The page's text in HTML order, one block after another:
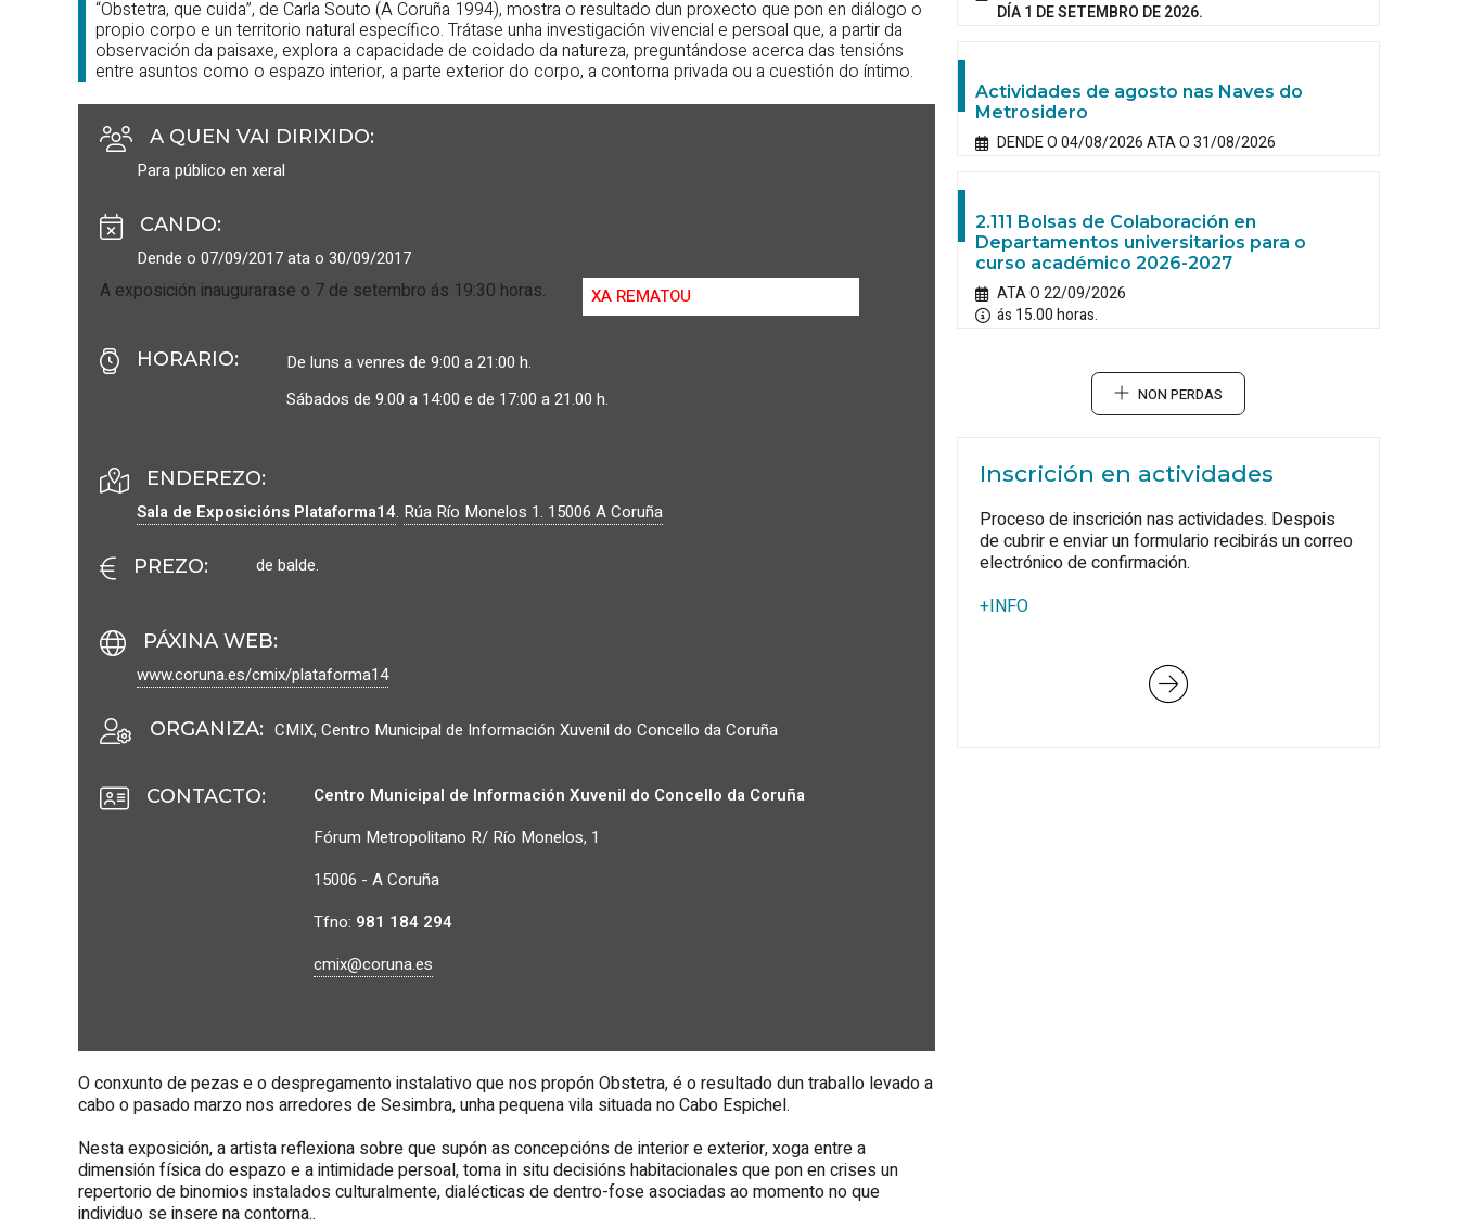
“Obstetra, que cuida”, de Carla Souto (A Coruña 1994), mostra o resultado dun proxecto que pon en diálogo o
propio corpo e un territorio natural específico. Trátase unha investigación vivencial e persoal que, a partir da
observación da paisaxe, explora a capacidade de coidado da natureza, preguntándose acerca das tensións
entre asuntos como o espazo interior, a parte exterior do corpo, a contorna privada ou a cuestión do íntimo.
A QUEN VAI DIRIXIDO:
Para público en xeral
CANDO:
Dende o 07/09/2017 ata o 30/09/2017
A exposición inaugurarase o 7 de setembro ás 19:30 horas. XA REMATOU
HORARIO:
De luns a venres de 9:00 a 21:00 h.
Sábados de 9.00 a 14:00 e de 17:00 a 21.00 h.
ENDEREZO:
Sala de Exposicións Plataforma14. Rúa Río Monelos 1. 15006 A Coruña
PREZO: de balde.
PÁXINA WEB:
www.coruna.es/cmix/plataforma14
ORGANIZA: CMIX, Centro Municipal de Información Xuvenil do Concello da Coruña
CONTACTO:
Centro Municipal de Información Xuvenil do Concello da Coruña
Fórum Metropolitano R/ Río Monelos, 1
15006 - A Coruña
Tfno: 981 184 294
cmix@coruna.es
O conxunto de pezas e o despregamento instalativo que nos propón Obstetra, é o resultado dun traballo levado a
cabo o pasado marzo nos arredores de Sesimbra, unha pequena vila situada no Cabo Espichel.
Nesta exposición, a artista reflexiona sobre que supón as concepcións de interior e exterior, xoga entre a
dimensión física do espazo e a intimidade persoal, toma in situ decisións habitacionales que pon en crises un
repertorio de binomios instalados culturalmente, dialécticas de dentro-fose asociadas ao momento no que
individuo se insere na contorna..
DÍA 1 DE SETEMBRO DE 2026.
Actividades de agosto nas Naves do
Metrosidero
DENDE O 04/08/2026 ATA O 31/08/2026
2.111 Bolsas de Colaboración en
Departamentos universitarios para o
curso académico 2026-2027
ATA O 22/09/2026
ás 15.00 horas.
NON PERDAS
Inscrición en actividades
Proceso de inscrición nas actividades. Despois
de cubrir e enviar un formulario recibirás un correo
electrónico de confirmación.
+INFO